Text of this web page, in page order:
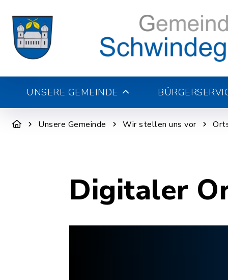
UNSERE GEMEINDE
Unsere Gemeinde Wir stellen uns vor
Digitaler